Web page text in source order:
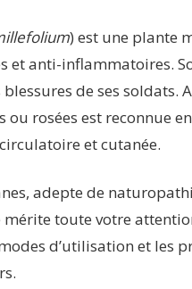
) est une plante
et anti-inflammatoires.
de ses soldats.
ou rosées est reconnue
et cutanée.
adepte de
toute votre
d’utilisation et les